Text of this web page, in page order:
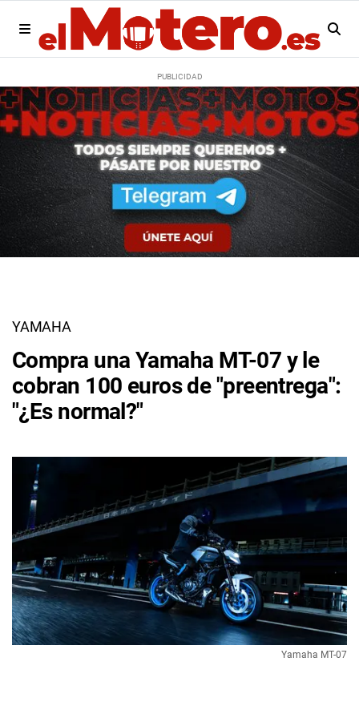
YAMAHA
Compra una Yamaha MT-07 y le
cobran 100 euros de "preentrega":
"¿Es normal?"
Yamaha MT-07